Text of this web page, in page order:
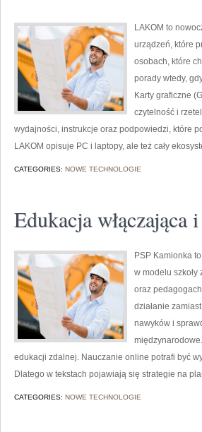
LAKOM to
urządzeń, które
osobach, które
porady wtedy,
Karty graficzne
czytelność i
wydajności, instrukcje oraz podpowiedzi, które
LAKOM opisuje PC i laptopy, ale też cały
CATEGORIES: NOWE TECHNOLOGIE
Edukacja włączająca
PSP Kamionka
w modelu
oraz
działanie
nawyków i
edukacji zdalnej. Nauczanie online potrafi być
Dlatego w tekstach pojawiają się strategie na
CATEGORIES: NOWE TECHNOLOGIE